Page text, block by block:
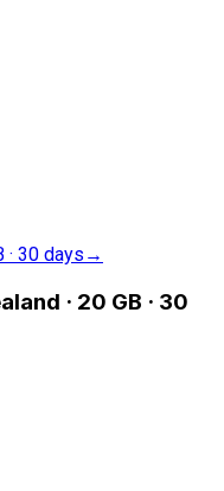
· 30 days →
· 20 GB · 30